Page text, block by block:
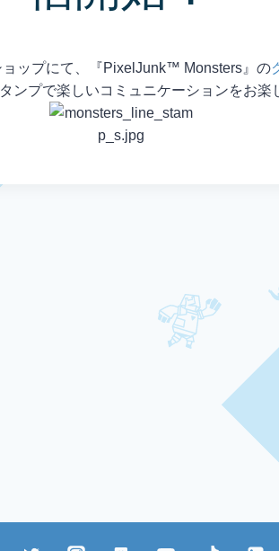
ョップにて、『PixelJunk™ Monsters』の
プで楽しいコミュニケーションをお楽